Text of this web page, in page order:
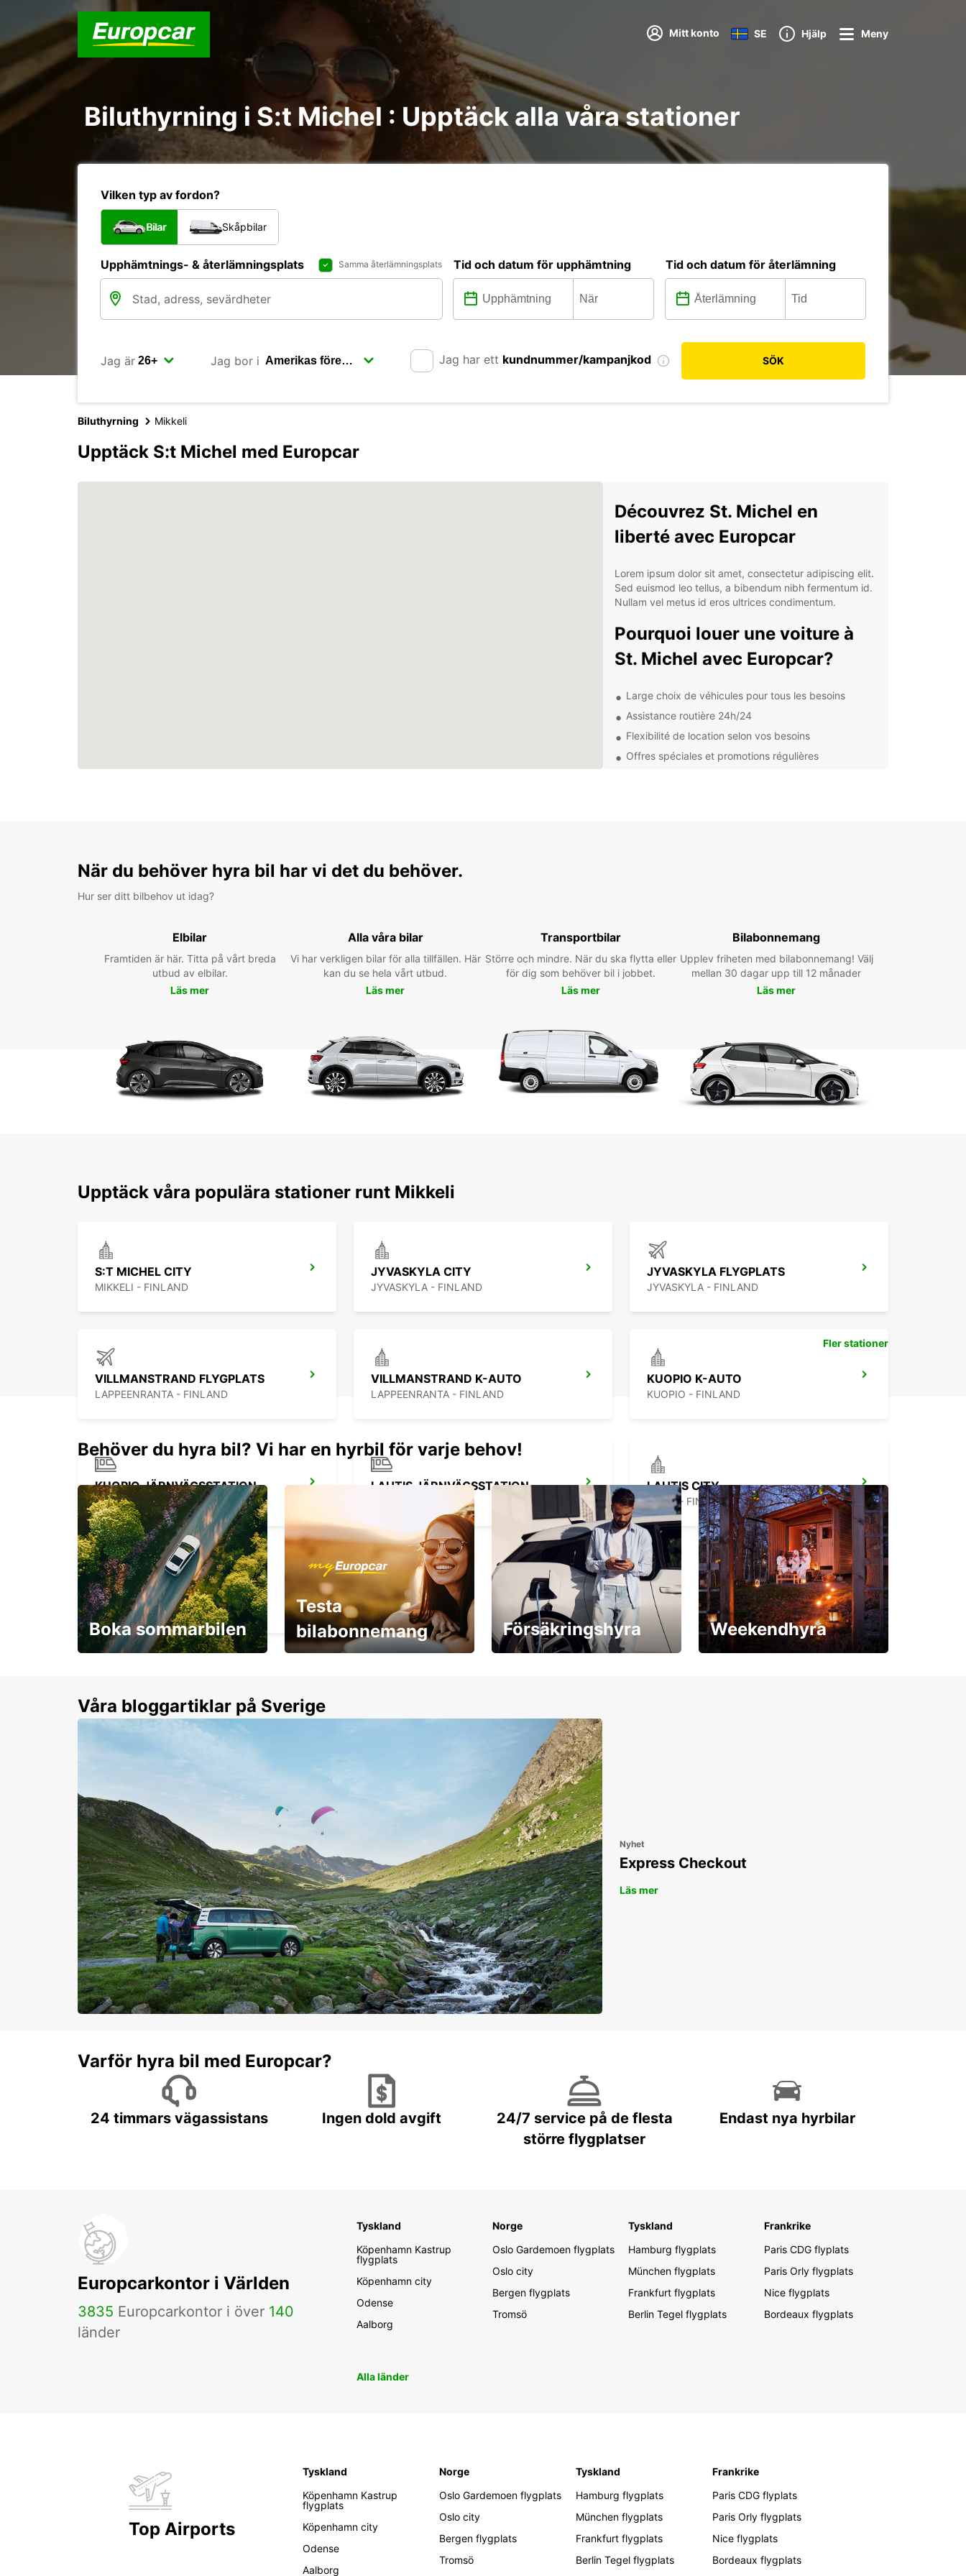
Mitt konto SE Hjälp Meny
Biluthyrning i S:t Michel : Upptäck alla våra stationer
Vilken typ av fordon?
Bilar Skåpbilar
Upphämtnings- & återlämningsplats Samma återlämningsplats Tid och datum för upphämtning Tid och datum för återlämning
Jag är Jag bor i Jag har ett kundnummer/kampanjkod SÖK
Biluthyrning Mikkeli
Upptäck S:t Michel med Europcar
Découvrez St. Michel en
liberté avec Europcar
Lorem ipsum dolor sit amet, consectetur adipiscing elit.
Sed euismod leo tellus, a bibendum nibh fermentum id.
Nullam vel metus id eros ultrices condimentum.
Pourquoi louer une voiture à
St. Michel avec Europcar?
Large choix de véhicules pour tous les besoins
Assistance routière 24h/24
Flexibilité de location selon vos besoins
Offres spéciales et promotions régulières
Réservez votre voiture dès
aujourd'hui
N'attendez plus pour réserver votre voiture de location
När du behöver hyra bil har vi det du behöver.
Hur ser ditt bilbehov ut idag?
Elbilar
Framtiden är här. Titta på vårt breda
utbud av elbilar.
Läs mer
Alla våra bilar
Vi har verkligen bilar för alla tillfällen. Här
kan du se hela vårt utbud.
Läs mer
Transportbilar
Större och mindre. När du ska flytta eller
för dig som behöver bil i jobbet.
Läs mer
Bilabonnemang
Upplev friheten med bilabonnemang! Välj
mellan 30 dagar upp till 12 månader
Läs mer
Upptäck våra populära stationer runt Mikkeli
S:T MICHEL CITY
MIKKELI - FINLAND
JYVASKYLA CITY
JYVASKYLA - FINLAND
JYVASKYLA FLYGPLATS
JYVASKYLA - FINLAND
VILLMANSTRAND FLYGPLATS
LAPPEENRANTA - FINLAND
VILLMANSTRAND K-AUTO
LAPPEENRANTA - FINLAND
KUOPIO K-AUTO
KUOPIO - FINLAND
KUOPIO JÄRNVÄGSSTATION
KUOPIO - FINLAND
LAHTIS JÄRNVÄGSSTATION LAHTIS CITY
LAHTI - FINLAND
KUOPIO
TOIVALA - FINLAND
Fler stationer
Behöver du hyra bil? Vi har en hyrbil för varje behov!
Boka sommarbilen
Testa
bilabonnemang
Försäkringshyra Weekendhyra
Våra bloggartiklar på Sverige
Nyhet
Express Checkout
Läs mer
Varför hyra bil med Europcar?
24 timmars vägassistans Ingen dold avgift
24/7 service på de flesta
större flygplatser
Endast nya hyrbilar
Europcarkontor i Världen
3835 Europcarkontor i över 140
länder
Tyskland
Köpenhamn Kastrup
flygplats
Köpenhamn city
Odense
Aalborg
Norge
Oslo Gardemoen flygplats
Oslo city
Bergen flygplats
Tromsö
Tyskland
Hamburg flygplats
München flygplats
Frankfurt flygplats
Berlin Tegel flygplats
Frankrike
Paris CDG flyplats
Paris Orly flygplats
Nice flygplats
Bordeaux flygplats
Alla länder
Top Airports
Tyskland
Köpenhamn Kastrup
flygplats
Köpenhamn city
Odense
Aalborg
Norge
Oslo Gardemoen flygplats
Oslo city
Bergen flygplats
Tromsö
Tyskland
Hamburg flygplats
München flygplats
Frankfurt flygplats
Berlin Tegel flygplats
Frankrike
Paris CDG flyplats
Paris Orly flygplats
Nice flygplats
Bordeaux flygplats